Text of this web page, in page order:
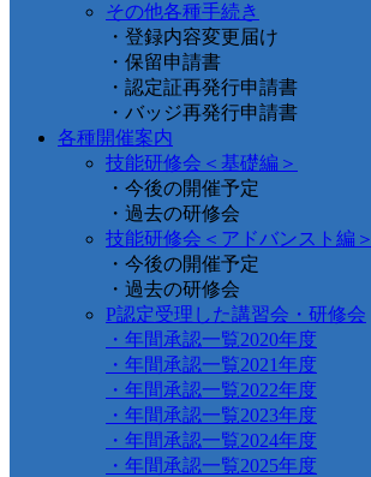
その他各種手続き
・登録内容変更届け
・保留申請書
・認定証再発行申請書
・バッジ再発行申請書
各種開催案内
技能研修会＜基礎編＞
・今後の開催予定
・過去の研修会
技能研修会＜アドバンスト編＞
・今後の開催予定
・過去の研修会
P認定受理した講習会・研修会
・年間承認一覧2020年度
・年間承認一覧2021年度
・年間承認一覧2022年度
・年間承認一覧2023年度
・年間承認一覧2024年度
・年間承認一覧2025年度